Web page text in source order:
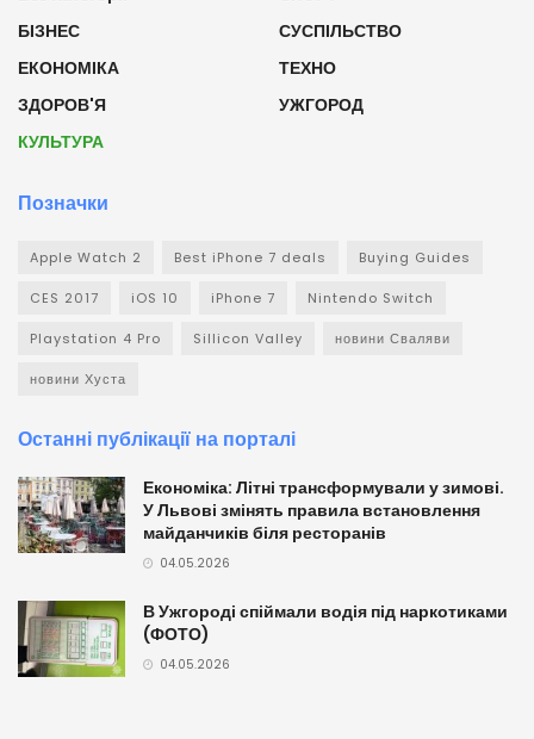
БІЗНЕС
ЕКОНОМІКА
ЗДОРОВ'Я
КУЛЬТУРА
СУСПІЛЬСТВО
ТЕХНО
УЖГОРОД
Позначки
Apple Watch 2 Best iPhone 7 deals Buying Guides
CES 2017 iOS 10 iPhone 7 Nintendo Switch
Playstation 4 Pro Sillicon Valley новини Сваляви
новини Хуста
Останні публікації на порталі
Економіка: Літні трансформували у зимові.
У Львові змінять правила встановлення
майданчиків біля ресторанів
04.05.2026
В Ужгороді спіймали водія під наркотиками
(ФОТО)
04.05.2026